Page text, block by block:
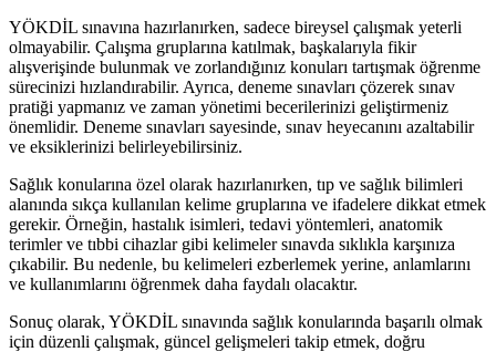
YÖKDİL sınavına hazırlanırken, sadece bireysel çalışmak yeterli
olmayabilir. Çalışma gruplarına katılmak, başkalarıyla fikir
alışverişinde bulunmak ve zorlandığınız konuları tartışmak öğrenme
sürecinizi hızlandırabilir. Ayrıca, deneme sınavları çözerek sınav
pratiği yapmanız ve zaman yönetimi becerilerinizi geliştirmeniz
önemlidir. Deneme sınavları sayesinde, sınav heyecanını azaltabilir
ve eksiklerinizi belirleyebilirsiniz.
Sağlık konularına özel olarak hazırlanırken, tıp ve sağlık bilimleri
alanında sıkça kullanılan kelime gruplarına ve ifadelere dikkat etmek
gerekir. Örneğin, hastalık isimleri, tedavi yöntemleri, anatomik
terimler ve tıbbi cihazlar gibi kelimeler sınavda sıklıkla karşınıza
çıkabilir. Bu nedenle, bu kelimeleri ezberlemek yerine, anlamlarını
ve kullanımlarını öğrenmek daha faydalı olacaktır.
Sonuç olarak, YÖKDİL sınavında sağlık konularında başarılı olmak
için düzenli çalışmak, güncel gelişmeleri takip etmek, doğru